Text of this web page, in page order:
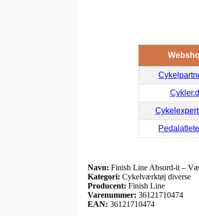
Navn: Finish Line Absord-it –
Kategori: Cykelværktøj diverse
Producent: Finish Line
Varenummer: 36121710474
EAN: 36121710474